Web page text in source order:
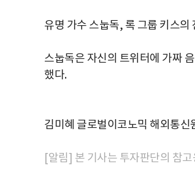
유명 가수 스눕독, 록 그룹 키스
스눕독은 자신의 트위터에 가짜
했다.
김미혜 글로벌이코노믹 해외통
[알림] 본 기사는 투자판단의 참